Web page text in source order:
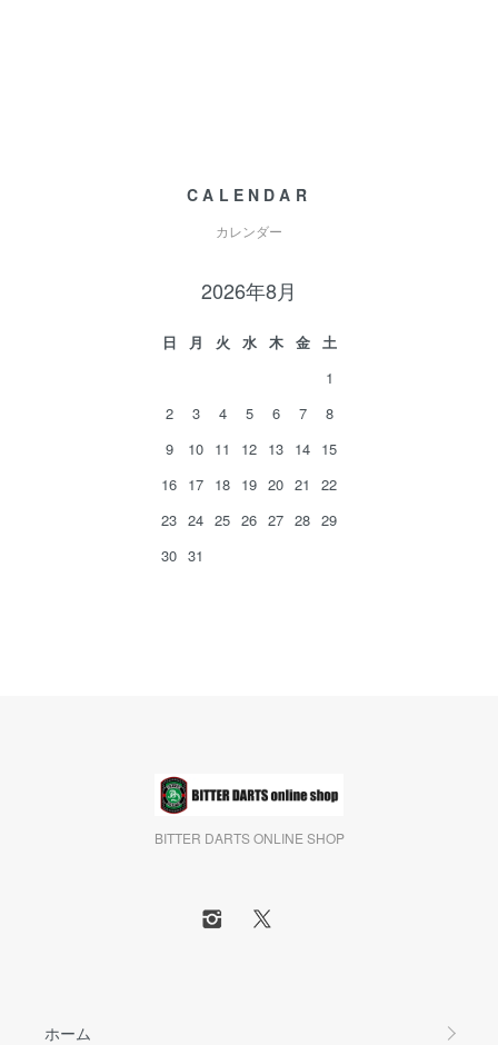
CALENDAR
カレンダー
2026年8月
日 月 火 水 木 金
土
1
2
3 4 5 6 7
8
9
10 11 12 13 14 15
16 17 18 19 20 21
22
23 24 25 26 27 28 29
30 31
BITTER DARTS ONLINE SHOP
ホーム